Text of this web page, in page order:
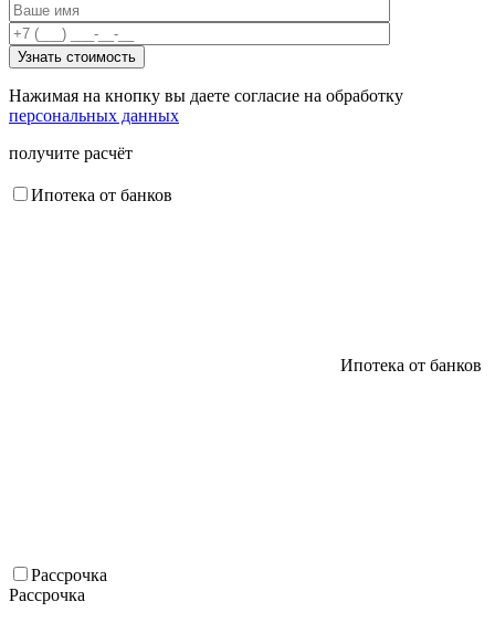
Нажимая на кнопку вы даете согласие на обработку
персональных данных
получите расчёт
Ипотека от банков
Ипотека от банков
Рассрочка
Рассрочка